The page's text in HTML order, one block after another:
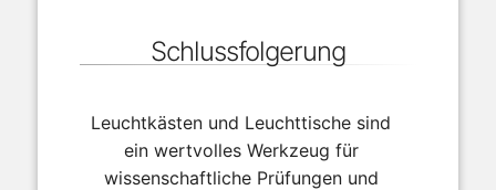
Schlussfolgerung
Leuchtkästen und Leuchttische sind
ein wertvolles Werkzeug für
wissenschaftliche Prüfungen und